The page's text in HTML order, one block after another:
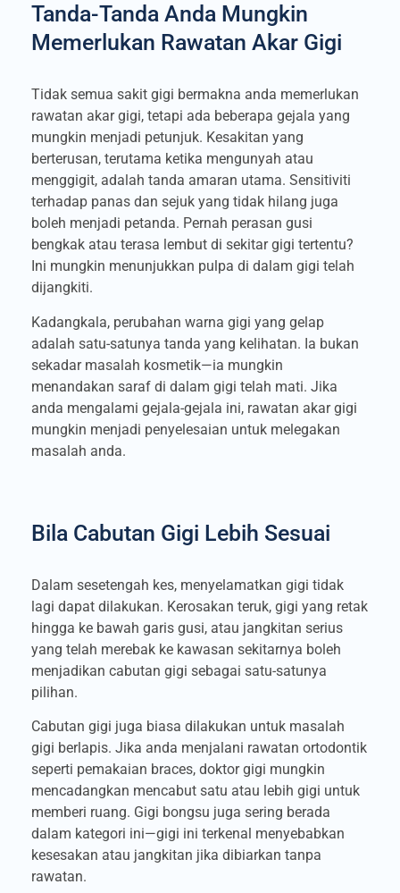
Tanda-Tanda Anda Mungkin
Memerlukan Rawatan Akar Gigi
Tidak semua sakit gigi bermakna anda memerlukan
rawatan akar gigi, tetapi ada beberapa gejala yang
mungkin menjadi petunjuk. Kesakitan yang
berterusan, terutama ketika mengunyah atau
menggigit, adalah tanda amaran utama. Sensitiviti
terhadap panas dan sejuk yang tidak hilang juga
boleh menjadi petanda. Pernah perasan gusi
bengkak atau terasa lembut di sekitar gigi tertentu?
Ini mungkin menunjukkan pulpa di dalam gigi telah
dijangkiti.
Kadangkala, perubahan warna gigi yang gelap
adalah satu-satunya tanda yang kelihatan. Ia bukan
sekadar masalah kosmetik—ia mungkin
menandakan saraf di dalam gigi telah mati. Jika
anda mengalami gejala-gejala ini, rawatan akar gigi
mungkin menjadi penyelesaian untuk melegakan
masalah anda.
Bila Cabutan Gigi Lebih Sesuai
Dalam sesetengah kes, menyelamatkan gigi tidak
lagi dapat dilakukan. Kerosakan teruk, gigi yang retak
hingga ke bawah garis gusi, atau jangkitan serius
yang telah merebak ke kawasan sekitarnya boleh
menjadikan cabutan gigi sebagai satu-satunya
pilihan.
Cabutan gigi juga biasa dilakukan untuk masalah
gigi berlapis. Jika anda menjalani rawatan ortodontik
seperti pemakaian braces, doktor gigi mungkin
mencadangkan mencabut satu atau lebih gigi untuk
memberi ruang. Gigi bongsu juga sering berada
dalam kategori ini—gigi ini terkenal menyebabkan
kesesakan atau jangkitan jika dibiarkan tanpa
rawatan.